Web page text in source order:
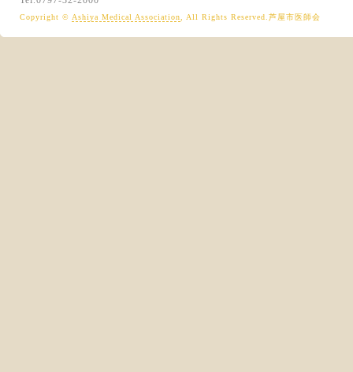
Copyright © Ashiya Medical Association , All Rights Reserved.芦屋市医師会